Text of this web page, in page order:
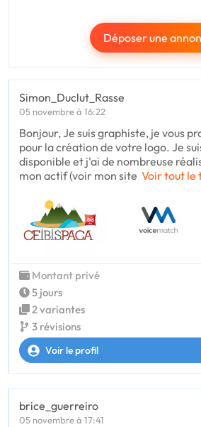
Déposer une
Simon_Duclut_Rasse
05 novembre à 16:22
Bonjour, Je suis graphiste, je vous
pour la création de votre logo. Je
disponible et j'ai de nombreuse
mon actif (voir mon site Voir tout le
Montant privé
5 jours
2 variantes
3 révisions
Voir le profil
brice_guerreiro
05 novembre à 17:41